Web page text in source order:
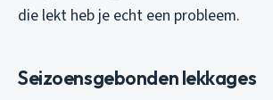
die lekt heb je echt een probleem.
Seizoensgebonden lekkages